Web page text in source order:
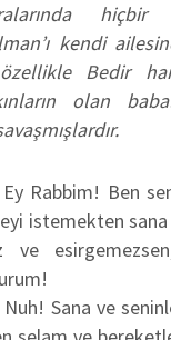
hiçbir
kendi
Bedir
olan
Rabbim! Ben
istemekten sana
ve
Sana ve